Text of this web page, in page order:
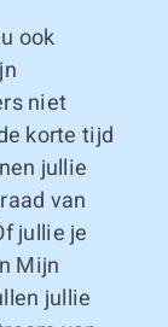
ook
niet
korte tijd
jullie
van
jullie je
Mijn
jullie